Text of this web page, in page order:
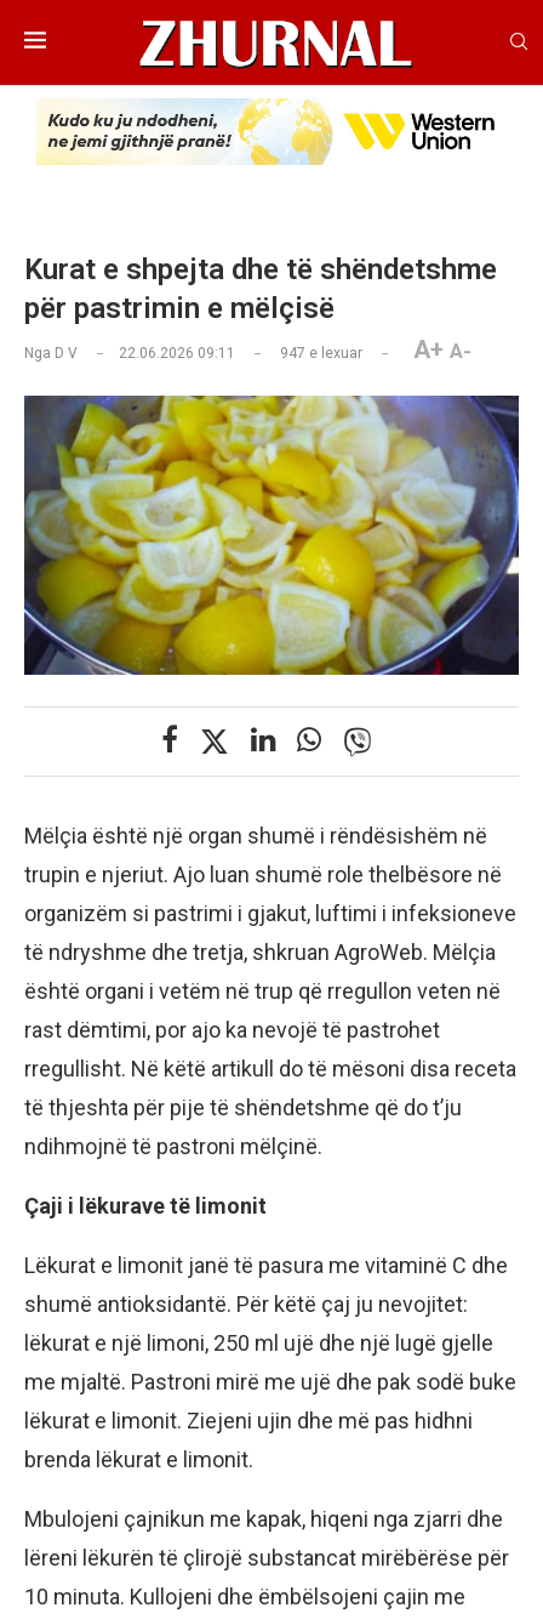
Kurat e shpejta dhe të shëndetshme
për pastrimin e mëlçisë
Nga D V 22.06.2026 09:11 947 e lexuar A+ A-
Mëlçia është një organ shumë i rëndësishëm në
trupin e njeriut. Ajo luan shumë role thelbësore në
organizëm si pastrimi i gjakut, luftimi i infeksioneve
të ndryshme dhe tretja, shkruan AgroWeb. Mëlçia
është organi i vetëm në trup që rregullon veten në
rast dëmtimi, por ajo ka nevojë të pastrohet
rregullisht. Në këtë artikull do të mësoni disa receta
të thjeshta për pije të shëndetshme që do t’ju
ndihmojnë të pastroni mëlçinë.
Çaji i lëkurave të limonit
Lëkurat e limonit janë të pasura me vitaminë C dhe
shumë antioksidantë. Për këtë çaj ju nevojitet:
lëkurat e një limoni, 250 ml ujë dhe një lugë gjelle
me mjaltë. Pastroni mirë me ujë dhe pak sodë buke
lëkurat e limonit. Ziejeni ujin dhe më pas hidhni
brenda lëkurat e limonit.
Mbulojeni çajnikun me kapak, hiqeni nga zjarri dhe
lëreni lëkurën të çlirojë substancat mirëbërëse për
10 minuta. Kullojeni dhe ëmbëlsojeni çajin me